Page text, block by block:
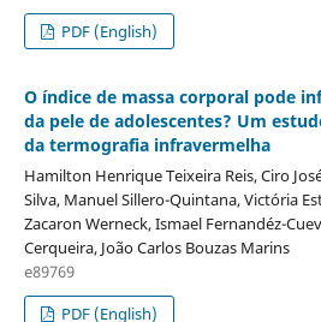
PDF (English)
O índice de massa corporal pode
da pele de adolescentes? Um
da termografia infravermelha
Hamilton Henrique Teixeira Reis, Ciro
Silva, Manuel Sillero-Quintana, Victória
Zacaron Werneck, Ismael Fernandéz-
Cerqueira, João Carlos Bouzas Marins
e89769
PDF (English)